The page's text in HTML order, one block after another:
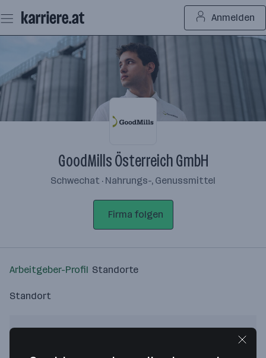
Seiteninhalt
springen
Anmelden
GoodMills Österreich GmbH
Schwechat · Nahrungs-, Genussmittel
Firma folgen
Arbeitgeber-Profil Standorte
Standort